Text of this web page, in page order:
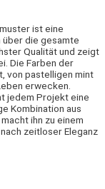
ist eine
über die gesamte
Qualität und zeigt
. Die Farben der
von pastelligen mint
erwecken.
jedem Projekt eine
Kombination aus
ihn zu einem
zeitloser Eleganz